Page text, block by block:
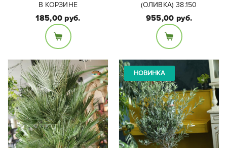
Размеры:
Диаметр горшка 16 см,
В КОРЗИНЕ
185,00 руб.
Размеры:
Диаметр горшка 38см,
высота с растением
150см.
(ОЛИВКА) 38.150
955,00 руб.
НОВИНКА